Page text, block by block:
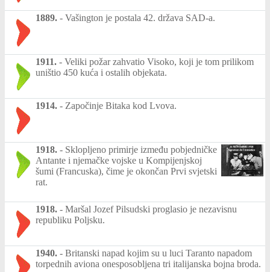
1889. - Vašington je postala 42. država SAD-a.
1911. - Veliki požar zahvatio Visoko, koji je tom prilikom
uništio 450 kuća i ostalih objekata.
1914. - Započinje Bitaka kod Lvova.
1918. - Sklopljeno primirje između pobjedničke
Antante i njemačke vojske u Kompijenjskoj
šumi (Francuska), čime je okončan Prvi svjetski
rat.
1918. - Maršal Jozef Pilsudski proglasio je nezavisnu
republiku Poljsku.
1940. - Britanski napad kojim su u luci Taranto napadom
torpednih aviona onesposobljena tri italijanska bojna broda.